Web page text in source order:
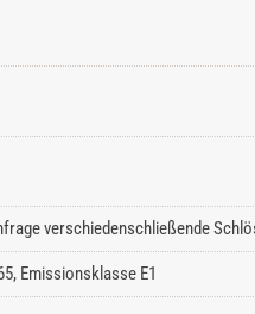
verschiedenschließende
Emissionsklasse E1